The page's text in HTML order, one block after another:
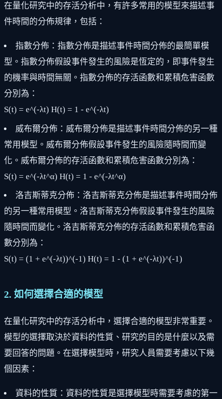
在量化研究中的存活分析中，有許多常用的模型來描述事
件時間的分佈規律，包括：
指數分佈：指數分佈是描述事件時間分佈的最簡單模
型。指數分佈假設事件發生的風險是恆定的，即事件發生
的機率與時間無關。指數分佈的存活函數和累積危害函數
分別為：
S(t) = e^(-λt) H(t) = 1 - e^(-λt)
威布爾分佈：威布爾分佈是描述事件時間分佈的另一種
常用模型。威布爾分佈假設事件發生的風險隨時間而變
化。威布爾分佈的存活函數和累積危害函數分別為：
S(t) = e^(-λt^α) H(t) = 1 - e^(-λt^α)
洛吉斯蒂克分佈：洛吉斯蒂克分佈是描述事件時間分佈
的另一種常用模型。洛吉斯蒂克分佈假設事件發生的風險
隨時間而變化。洛吉斯蒂克分佈的存活函數和累積危害函
數分別為：
S(t) = (1 + e^(-λt))^(-1) H(t) = 1 - (1 + e^(-λt))^(-1)
2. 如何選擇合適的模型
在量化研究中的存活分析中，選擇合適的模型非常重要。
模型的選擇取決於資料的性質、研究的目的是什麼以及需
要回答的問題。在選擇模型時，研究人員需要考慮以下幾
個因素：
資料的性質：資料的性質是選擇模型時需要考慮的第一